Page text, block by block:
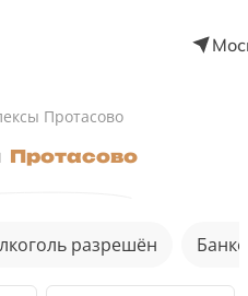
Протасово
Протасово
разрешён